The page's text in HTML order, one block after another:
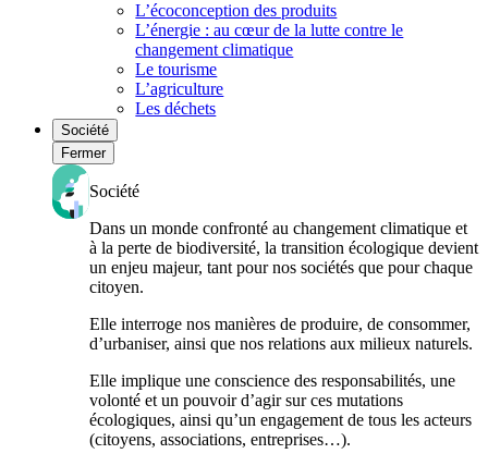
L’écoconception des produits
L’énergie : au cœur de la lutte contre le
changement climatique
Le tourisme
L’agriculture
Les déchets
Société
Fermer
Société
Dans un monde confronté au changement climatique et
à la perte de biodiversité, la transition écologique devient
un enjeu majeur, tant pour nos sociétés que pour chaque
citoyen.
Elle interroge nos manières de produire, de consommer,
d’urbaniser, ainsi que nos relations aux milieux naturels.
Elle implique une conscience des responsabilités, une
volonté et un pouvoir d’agir sur ces mutations
écologiques, ainsi qu’un engagement de tous les acteurs
(citoyens, associations, entreprises…).